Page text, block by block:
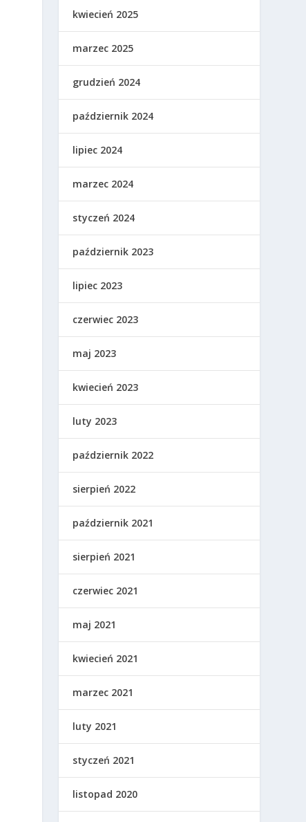
kwiecień 2025
marzec 2025
grudzień 2024
październik 2024
lipiec 2024
marzec 2024
styczeń 2024
październik 2023
lipiec 2023
czerwiec 2023
maj 2023
kwiecień 2023
luty 2023
październik 2022
sierpień 2022
październik 2021
sierpień 2021
czerwiec 2021
maj 2021
kwiecień 2021
marzec 2021
luty 2021
styczeń 2021
listopad 2020